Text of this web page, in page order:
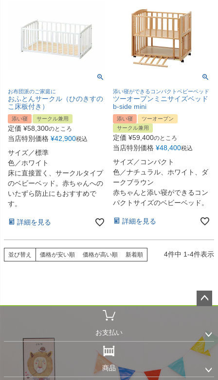
お布団派のご家庭に
おふとんサークル（ひのきすの
こ床板付き）
添い寝 サークル兼用
定価 ¥58,300のところ
当店特別価格 ¥42,900税込
サイズ／標準
色／ホワイト
床に直接置く、サークルタイプ
のベビーベッド。赤ちゃんへの
いたずら防止にもおすすめで
す。
詳細を見る
添い寝ができるコンパクトベビーベッド
ツーオープンミニサイズベッド
b-side mini
添い寝
ツーオープン
サークル兼用
定価 ¥59,400のところ
当店特別価格 ¥48,400税込
サイズ／コンパクト
色／ナチュラル、ホワイト、ダ
ークブラウン
赤ちゃんと添い寝ができるコン
パクトサイズのベビーベッド。
詳細を見る
並び替え 価格が安い順 価格が高い順 新着順 4件中 1-4件表示
へ
お支払い
商品